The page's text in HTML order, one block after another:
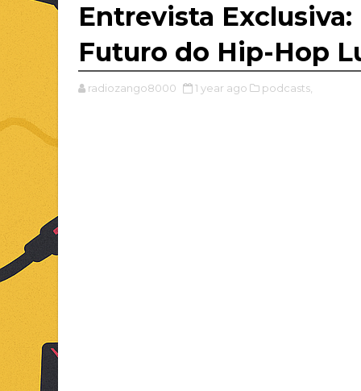
Entrevista Exclusiva:
Futuro do Hip-Hop
radiozango8000 1 year ago podcasts,